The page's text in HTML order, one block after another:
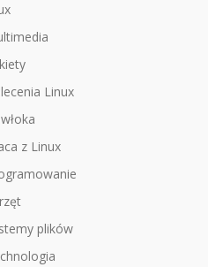
Linux
z Linux
plików